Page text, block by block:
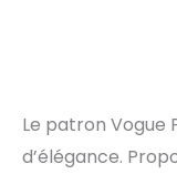
Le patron Vogue
d’élégance.